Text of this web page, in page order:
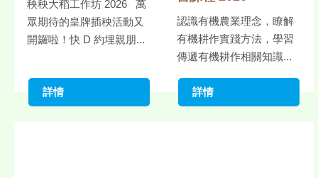
秧秧大稻工作坊 2026 萬
眾期待的皇牌插秧活動又
開鑼啦！快 D 約埋親朋...
詳情
認識有機農業理念，瞭解
有機耕作實踐方法，學習
傳遞有機耕作相關知識...
詳情